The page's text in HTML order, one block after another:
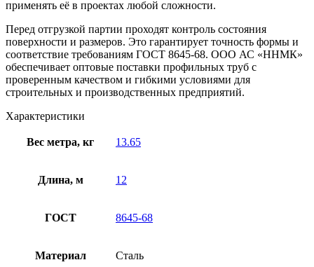
применять её в проектах любой сложности.
Перед отгрузкой партии проходят контроль состояния
поверхности и размеров. Это гарантирует точность формы и
соответствие требованиям ГОСТ 8645-68. ООО АС «ННМК»
обеспечивает оптовые поставки профильных труб с
проверенным качеством и гибкими условиями для
строительных и производственных предприятий.
Характеристики
Вес метра, кг 13.65
Длина, м 12
ГОСТ 8645-68
Материал Сталь